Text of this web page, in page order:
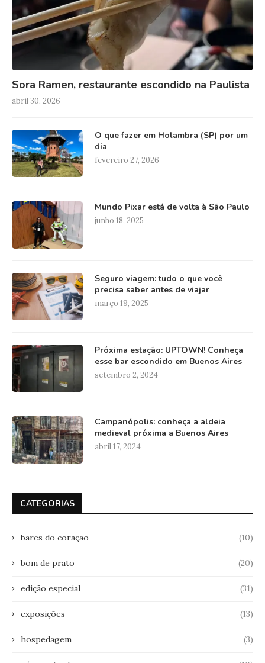
Sora Ramen, restaurante escondido na Paulista
abril 30, 2026
O que fazer em Holambra (SP) por um
dia
fevereiro 27, 2026
Mundo Pixar está de volta à São Paulo
junho 18, 2025
Seguro viagem: tudo o que você
precisa saber antes de viajar
março 19, 2025
Próxima estação: UPTOWN! Conheça
esse bar escondido em Buenos Aires
setembro 2, 2024
Campanópolis: conheça a aldeia
medieval próxima a Buenos Aires
abril 17, 2024
CATEGORIAS
bares do coração (10)
bom de prato (20)
edição especial (31)
exposições (13)
hospedagem (3)